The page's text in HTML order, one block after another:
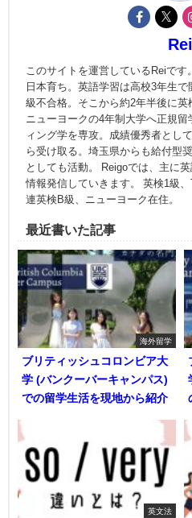
Rei
このサイトを運営しているReiで
日本育ち。英語学習は高校3年生
級不合格。そこから約2年半後に英
ニューヨークの4年制大学へ正規
ィング学を専攻。成績優秀者とし
ら受け取る。埼玉県からも給付型
としても活動。 Reigoでは、主に
情報発信していきます。 英検1級
連英検B級、ニューヨーク在住。
最近書いた記事
海外留学
ブリティッシュコロンビア大
学 (バンクーバーキャンパス)
での留学生活を現地から紹介
英文法